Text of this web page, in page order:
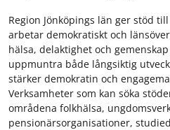
Region Jönköpings län ger stöd
arbetar demokratiskt och
hälsa, delaktighet och
uppmuntra både långsiktig
stärker demokratin och
Verksamheter som kan söka
områdena folkhälsa,
pensionärsorganisationer,